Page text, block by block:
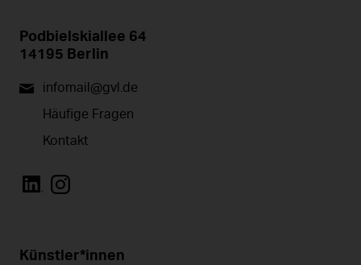
Podbielskiallee 64
14195 Berlin
infomail@gvl.de
Häufige Fragen
Kontakt
Künstler*innen